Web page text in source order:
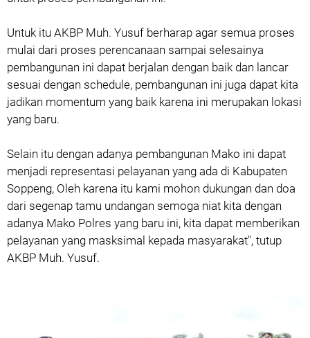
Untuk itu AKBP Muh. Yusuf berharap agar semua proses
mulai dari proses perencanaan sampai selesainya
pembangunan ini dapat berjalan dengan baik dan lancar
sesuai dengan schedule, pembangunan ini juga dapat kita
jadikan momentum yang baik karena ini merupakan lokasi
yang baru.
Selain itu dengan adanya pembangunan Mako ini dapat
menjadi representasi pelayanan yang ada di Kabupaten
Soppeng, Oleh karena itu kami mohon dukungan dan doa
dari segenap tamu undangan semoga niat kita dengan
adanya Mako Polres yang baru ini, kita dapat memberikan
pelayanan yang masksimal kepada masyarakat", tutup
AKBP Muh. Yusuf.